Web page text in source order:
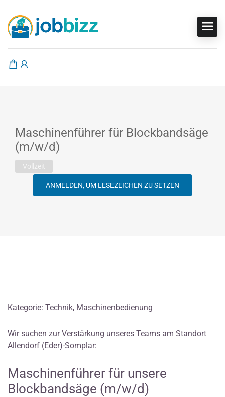
Maschinenführer für Blockbandsäge
(m/w/d)
Vollzeit
ANMELDEN, UM LESEZEICHEN ZU SETZEN
Kategorie: Technik, Maschinenbedienung
Wir suchen zur Verstärkung unseres Teams am Standort
Allendorf (Eder)-Somplar:
Maschinenführer für unsere
Blockbandsäge (m/w/d)